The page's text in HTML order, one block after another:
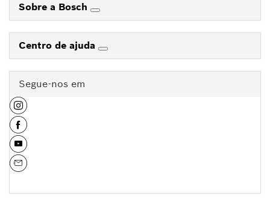
Sobre a Bosch
Centro de ajuda
Segue-nos em